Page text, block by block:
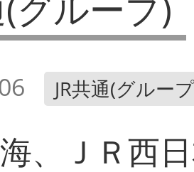
JR共通(グルー
、ＪＲ西